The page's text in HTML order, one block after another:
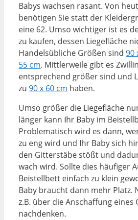
Babys wachsen rasant. Von
benötigen Sie statt der
eine 62. Umso wichtiger ist es
zu kaufen, dessen Liegefläche
Handelsübliche Größen sind 90
55 cm. Mittlerweile gibt es
entsprechend größer sind und
zu 90 x 60 cm haben.
Umso größer die Liegefläche
länger kann Ihr Baby im
Problematisch wird es dann,
zu eng wird und Ihr Baby sich
den Gitterstäbe stößt und
wach wird. Sollte dies häufiger
Beistellbett einfach zu klein
Baby braucht dann mehr Platz.
z.B. über die Anschaffung
nachdenken.